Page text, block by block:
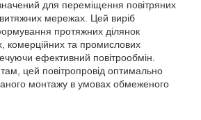
для переміщення повітряних
мережах. Цей виріб
протяжних ділянок
комерційних та промислових
ефективний повітрообмін.
цей повітропровід оптимально
монтажу в умовах обмеженого